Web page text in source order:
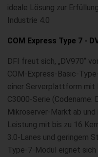
ideale Lösung zur
Industrie 4.0
COM Express Type 7 -
DFI freut sich, „DV970“
COM-Express-Basic-
einer Serverplattform
C3000-Serie (Codename:
Mikroserver-Markt ab
Leistung mit bis zu 16
3.0-Lanes und geringem
Type-7-Modul eignet